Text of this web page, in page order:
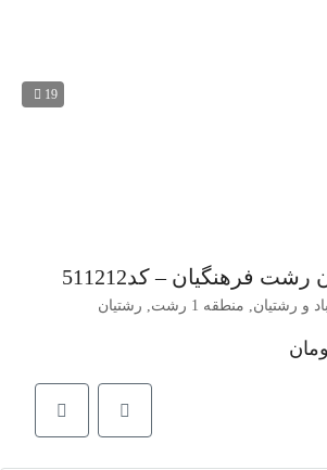
19
فرهنگیان – کد511212
منطقه 1 رشت, رشتیان